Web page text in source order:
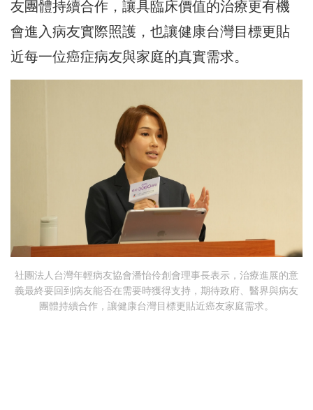
友團體持續合作，讓具臨床價值的治療更有機
會進入病友實際照護，也讓健康台灣目標更貼
近每一位癌症病友與家庭的真實需求。
社團法人台灣年輕病友協會潘怡伶創會理事長表示，治療進展的意
義最終要回到病友能否在需要時獲得支持，期待政府、醫界與病友
團體持續合作，讓健康台灣目標更貼近癌友家庭需求。